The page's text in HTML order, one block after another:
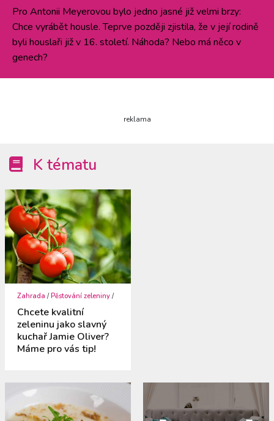
Pro Antonii Meyerovou bylo jedno jasné již velmi brzy:
Chce vyrábět housle. Teprve později zjistila, že v její rodině
byli houslaři již v 16. století. Náhoda? Nebo má něco v
genech?
reklama
K tématu
Zahrada /Pěstování zeleniny /
Chcete kvalitní
zeleninu jako slavný
kuchař Jamie Oliver?
Máme pro vás tip!